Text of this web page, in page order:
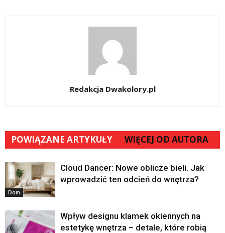
Redakcja Dwakolory.pl
POWIĄZANE ARTYKUŁY WIĘCEJ OD AUTORA
Dom
Cloud Dancer: Nowe oblicze bieli. Jak
wprowadzić ten odcień do wnętrza?
Wpływ designu klamek okiennych na
estetykę wnętrza – detale, które robią